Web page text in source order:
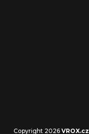
Copyright 2026 VROX.cz